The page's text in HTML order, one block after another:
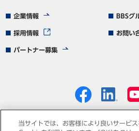
企業情報 BBSグ
採用情報 お問い
パートナー募集
当サイトでは、お客様により良いサービス